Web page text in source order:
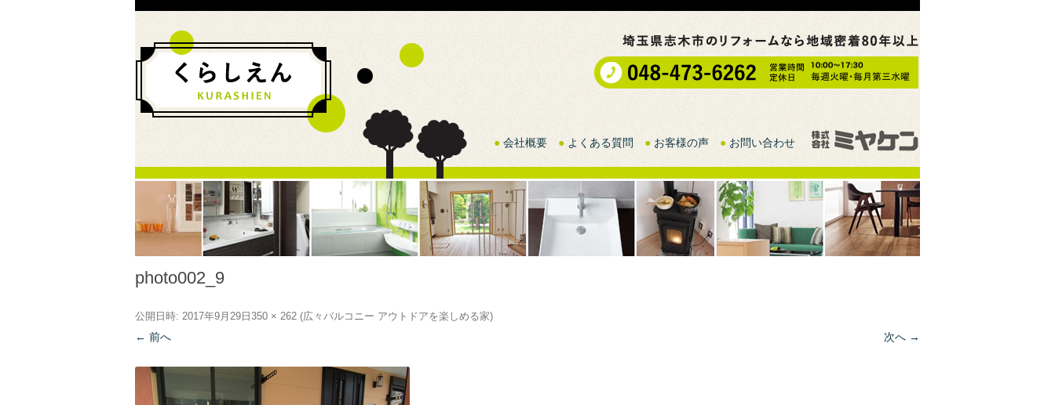
● 会社概要 ● よくある質問 ● お客様の声 ● お問い合わせ
photo002_9
公開日時: 2017年9月29日 350 × 262 (広々バルコニー アウトドアを楽しめる家)
← 前へ 次へ →